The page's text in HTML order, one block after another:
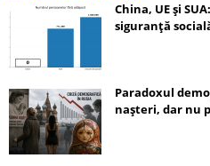
China, UE și
siguranță
Paradoxul
nașteri, dar nu